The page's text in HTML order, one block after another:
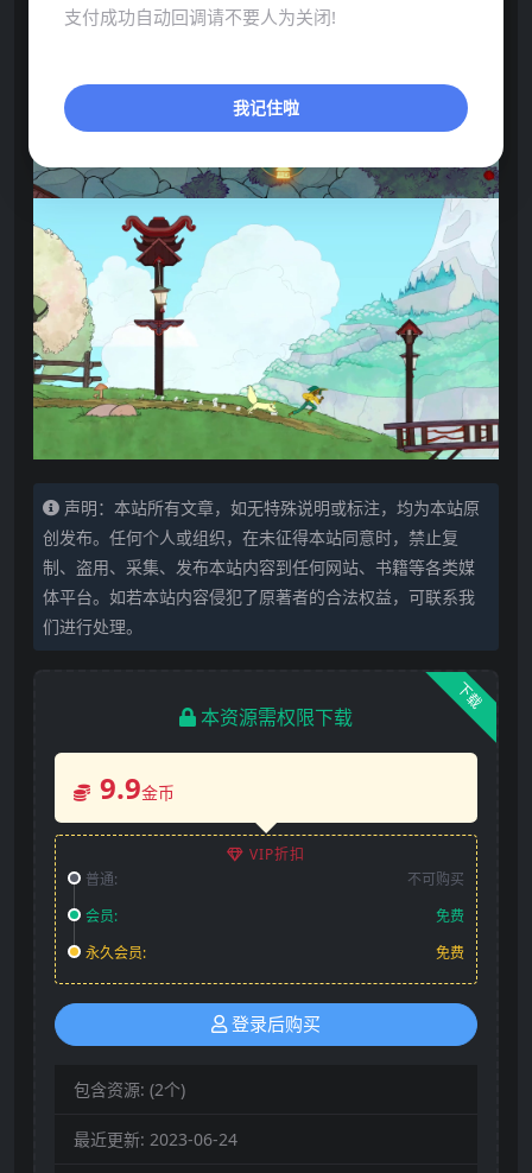
声明：本站所有文章，如无特殊说明或标注，均为本站原
创发布。任何个人或组织，在未征得本站同意时，禁止复
制、盗用、采集、发布本站内容到任何网站、书籍等各类媒
体平台。如若本站内容侵犯了原著者的合法权益，可联系我
们进行处理。
下载
本资源需权限下载
9.9金币
VIP折扣
普通:
不可购买
会员:
免费
永久会员:
免费
登录后购买
包含资源: (2个)
最近更新: 2023-06-24
支付成功自动回调请不要人为关闭!
我记住啦